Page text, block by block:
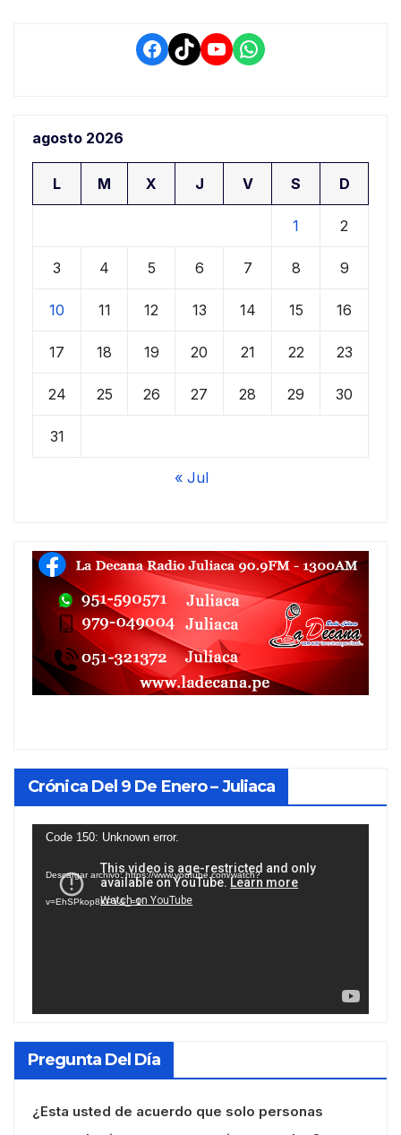
Facebook
TikTokYouTube
WhatsApp
agosto 2026
L M X J V S D
1 2
3 4 5 6 7 8 9
10 11 12 13 14 15 16
17 18 19 20 21 22 23
24 25 26 27 28 29 30
31
« Jul
Crónica Del 9 De Enero – Juliaca
Reproductor
vídeo
Code 150: Unknown error.
Descargar archivo: https://www.youtube.com/watch?
v=EhSPkop8KPY&_=1
Pregunta Del Día
¿Esta usted de acuerdo que solo personas